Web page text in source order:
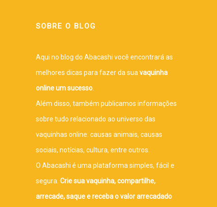
SOBRE O BLOG
Aqui no blog do Abacashi você encontrará as
melhores dicas para fazer da sua vaquinha
online um sucesso
Além disso, também publicamos informações
sobre tudo relacionado ao universo das
vaquinhas online: causas animais, causas
sociais, notícias, cultura, entre outros.
O Abacashi é uma plataforma simples, fácil e
segura. Crie sua vaquinha, compartilhe,
arrecade, saque e receba o valor arrecadado